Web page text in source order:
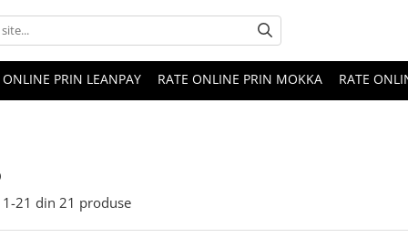
ONLINE PRIN LEANPAY RATE ONLINE PRIN MOKKA RATE
1-21 din 21 produse